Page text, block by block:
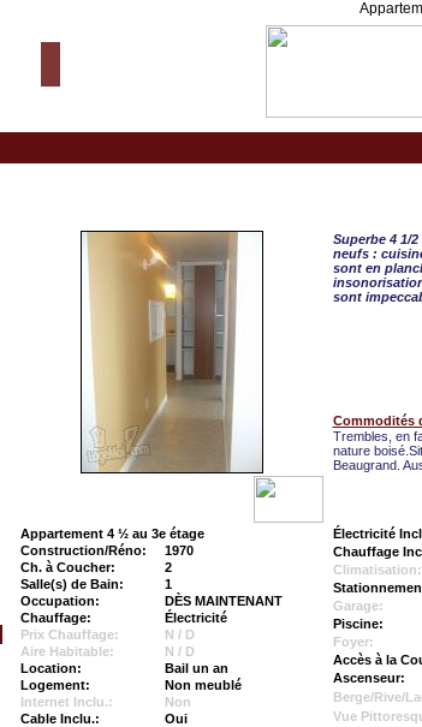
Superbe 4 1/
neufs :
sont en
sont
Commodités
Trembles, en
nature
Beaugrand.
Appartement 4 ½ au 3e étage
Construction/Réno:
1970
Ch. à Coucher:
2
Salle(s) de Bain:
1
Occupation:
DÈS MAINTENANT
Chauffage:
Électricité
Prix Chauffage:
N / D
Aire Habitable:
N / D
Location:
Bail un an
Logement:
Non meublé
Internet Inclu.:
Non
Cable Inclu.:
Oui
Électricité
Chauffage
Climatisation:
Garage:
Piscine:
Foyer:
Accès à la
Ascenseur:
Berge/Rive/
Vue